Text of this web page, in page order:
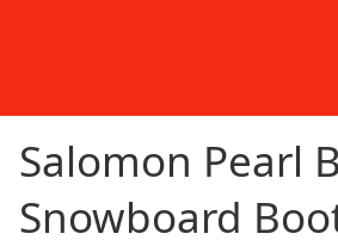
Salomon Pearl
Snowboard